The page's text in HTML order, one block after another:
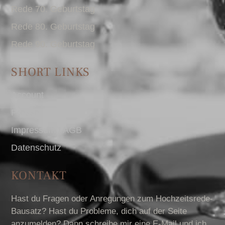
Rede 70. Geburtstag
Rede 80. Geburtstag
Rede 90. Geburtstag
SHORT LINKS
Account
Impressum I AGB
Datenschutz
KONTAKT
Hast du Fragen oder Anregungen zum Hochzeitsrede-
Bausatz? Hast du Probleme, dich auf der Seite